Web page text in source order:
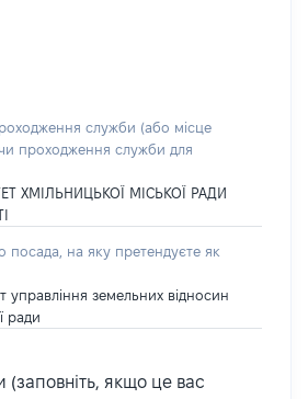
служби (або місце
проходження служби для
ХМІЛЬНИЦЬКОЇ МІСЬКОЇ РАДИ
посада, на яку претендуєте як
управління земельних відносин
ради
(заповніть, якщо це вас